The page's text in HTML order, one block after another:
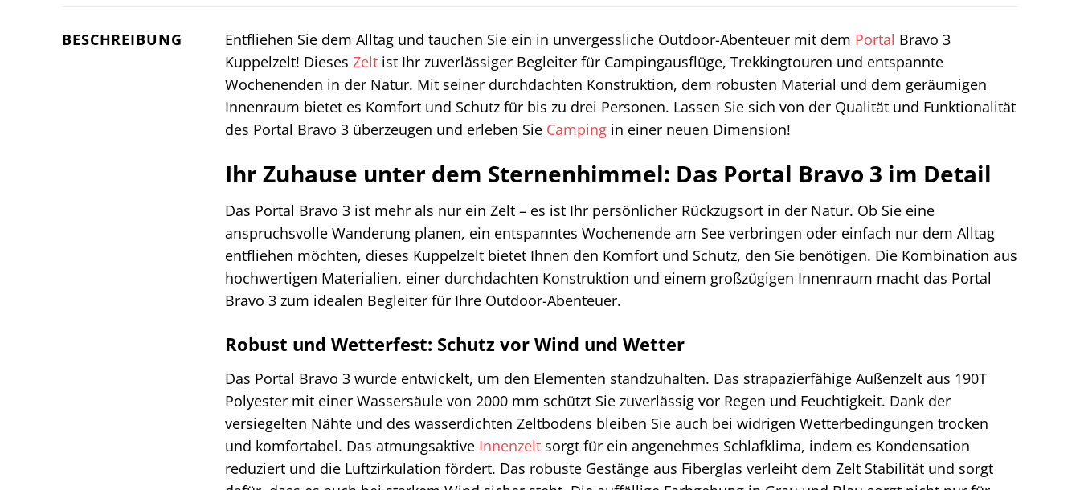
BESCHREIBUNG Entfliehen Sie dem Alltag und tauchen Sie ein in unvergessliche Outdoor-Abenteuer mit dem Portal Bravo 3
Kuppelzelt! DiesesZelt ist Ihr zuverlässiger Begleiter für Campingausflüge, Trekkingtouren und entspannte
Wochenenden in der Natur. Mit seiner durchdachten Konstruktion, dem robusten Material und dem geräumigen
Innenraum bietet es Komfort und Schutz für bis zu drei Personen. Lassen Sie sich von der Qualität und Funktionalität
des Portal Bravo 3 überzeugen und erleben Sie Camping in einer neuen Dimension!
Ihr Zuhause unter dem Sternenhimmel: Das Portal Bravo 3 im Detail
Das Portal Bravo 3 ist mehr als nur ein Zelt – es ist Ihr persönlicher Rückzugsort in der Natur. Ob Sie eine
anspruchsvolle Wanderung planen, ein entspanntes Wochenende am See verbringen oder einfach nur dem Alltag
entfliehen möchten, dieses Kuppelzelt bietet Ihnen den Komfort und Schutz, den Sie benötigen. Die Kombination aus
hochwertigen Materialien, einer durchdachten Konstruktion und einem großzügigen Innenraum macht das Portal
Bravo 3 zum idealen Begleiter für Ihre Outdoor-Abenteuer.
Robust und Wetterfest: Schutz vor Wind und Wetter
Das Portal Bravo 3 wurde entwickelt, um den Elementen standzuhalten. Das strapazierfähige Außenzelt aus 190T
Polyester mit einer Wassersäule von 2000 mm schützt Sie zuverlässig vor Regen und Feuchtigkeit. Dank der
versiegelten Nähte und des wasserdichten Zeltbodens bleiben Sie auch bei widrigen Wetterbedingungen trocken
und komfortabel. Das atmungsaktive Innenzelt sorgt für ein angenehmes Schlafklima, indem es Kondensation
reduziert und die Luftzirkulation fördert. Das robuste Gestänge aus Fiberglas verleiht dem Zelt Stabilität und sorgt